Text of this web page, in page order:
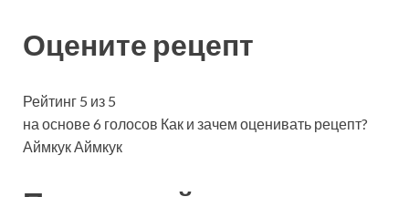
Оцените рецепт
Рейтинг 5 из 5
на основе 6 голосов Как и зачем оценивать рецепт?
Аймкук Аймкук